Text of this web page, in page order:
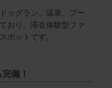
ッグラン、温泉、プー
おり、滞在体験型ファ
ポットです。
備！